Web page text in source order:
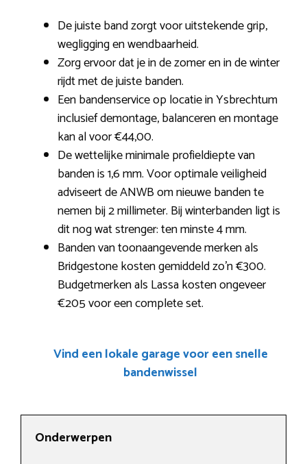
De juiste band zorgt voor uitstekende grip,
wegligging en wendbaarheid.
Zorg ervoor dat je in de zomer en in de winter
rijdt met de juiste banden.
Een bandenservice op locatie in Ysbrechtum
inclusief demontage, balanceren en montage
kan al voor €44,00.
De wettelijke minimale profieldiepte van
banden is 1,6 mm. Voor optimale veiligheid
adviseert de ANWB om nieuwe banden te
nemen bij 2 millimeter. Bij winterbanden ligt is
dit nog wat strenger: ten minste 4 mm.
Banden van toonaangevende merken als
Bridgestone kosten gemiddeld zo’n €300.
Budgetmerken als Lassa kosten ongeveer
€205 voor een complete set.
Vind een lokale garage voor een snelle
bandenwissel
Onderwerpen